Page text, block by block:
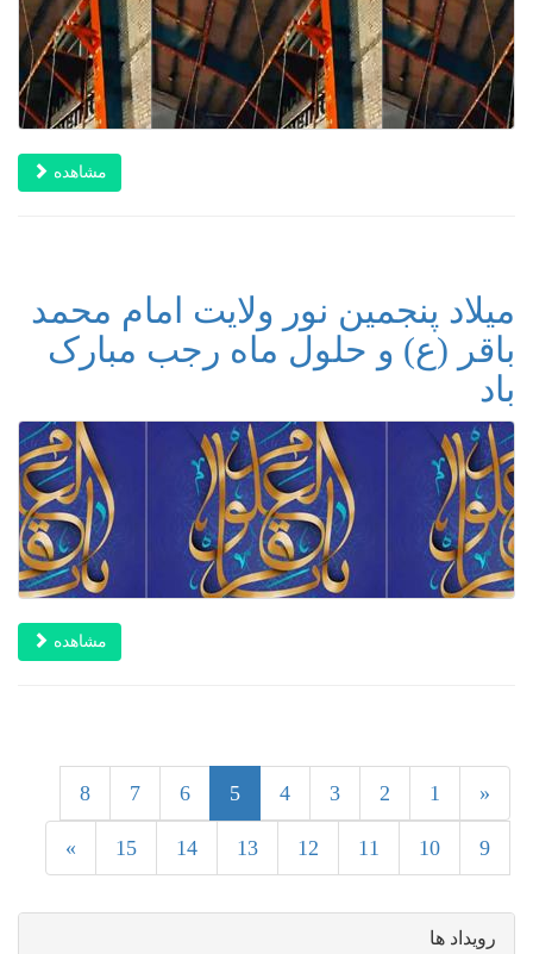
مشاهده
میلاد پنجمین نور ولایت امام محمد
باقر (ع) و حلول ماه رجب مبارک
باد
مشاهده
«
1
2
3
4
5
6
7
8
9
10
11
12
13
14
15
»
رویداد ها